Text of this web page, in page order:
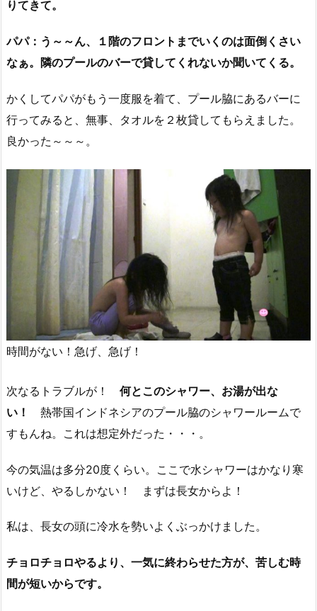
りてきて。
パパ：う～～ん、１階のフロントまでいくのは面倒くさい
なぁ。隣のプールのバーで貸してくれないか聞いてくる。
かくしてパパがもう一度服を着て、プール脇にあるバーに
行ってみると、無事、タオルを２枚貸してもらえました。
良かった～～～。
時間がない！急げ、急げ！
次なるトラブルが！ 何とこのシャワー、お湯が出な
い！
熱帯国インドネシアのプール脇のシャワールームで
すもんね。これは想定外だった・・・。
今の気温は多分20度くらい。ここで水シャワーはかなり寒
いけど、やるしかない！ まずは長女からよ！
私は、長女の頭に冷水を勢いよくぶっかけました。
チョロチョロやるより、一気に終わらせた方が、苦しむ時
間が短いからです。